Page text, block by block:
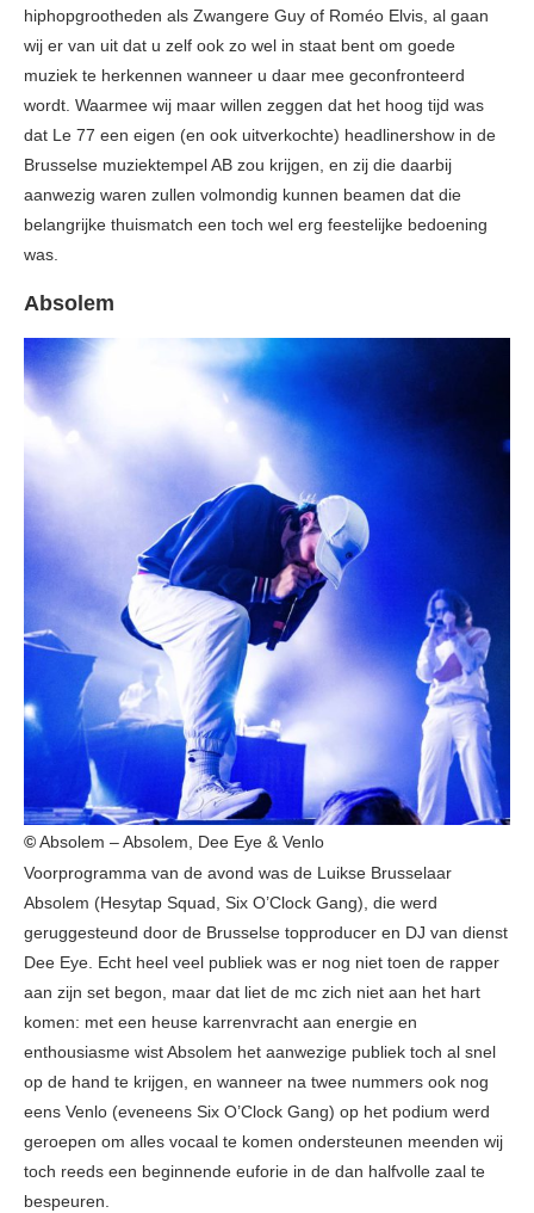
hiphopgrootheden als Zwangere Guy of Roméo Elvis, al gaan
wij er van uit dat u zelf ook zo wel in staat bent om goede
muziek te herkennen wanneer u daar mee geconfronteerd
wordt. Waarmee wij maar willen zeggen dat het hoog tijd was
dat Le 77 een eigen (en ook uitverkochte) headlinershow in de
Brusselse muziektempel AB zou krijgen, en zij die daarbij
aanwezig waren zullen volmondig kunnen beamen dat die
belangrijke thuismatch een toch wel erg feestelijke bedoening
was.
Absolem
©Absolem – Absolem, Dee Eye & Venlo
Voorprogramma van de avond was de Luikse Brusselaar
Absolem (Hesytap Squad, Six O’Clock Gang), die werd
geruggesteund door de Brusselse topproducer en DJ van dienst
Dee Eye. Echt heel veel publiek was er nog niet toen de rapper
aan zijn set begon, maar dat liet de mc zich niet aan het hart
komen: met een heuse karrenvracht aan energie en
enthousiasme wist Absolem het aanwezige publiek toch al snel
op de hand te krijgen, en wanneer na twee nummers ook nog
eens Venlo (eveneens Six O’Clock Gang) op het podium werd
geroepen om alles vocaal te komen ondersteunen meenden wij
toch reeds een beginnende euforie in de dan halfvolle zaal te
bespeuren.